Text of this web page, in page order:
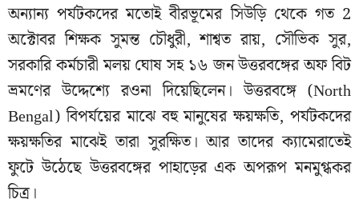
অন্যান্য পর্যটকদের মতোই বীরভূমের সিউড়ি থেকে গত 2
অক্টোবর শিক্ষক সুমন্ত চৌধুরী, শাশ্বত রায়, সৌভিক সুর,
সরকারি কর্মচারী মলয় ঘোষ সহ ১৬ জন উত্তরবঙ্গের অফ বিট
ভ্রমণের উদ্দেশ্যে রওনা দিয়েছিলেন। উত্তরবঙ্গে (North
Bengal) বিপর্যয়ের মাঝে বহু মানুষের ক্ষয়ক্ষতি, পর্যটকদের
ক্ষয়ক্ষতির মাঝেই তারা সুরক্ষিত। আর তাদের ক্যামেরাতেই
ফুটে উঠেছে উত্তরবঙ্গের পাহাড়ের এক অপরূপ মনমুগ্ধকর
চিত্র।